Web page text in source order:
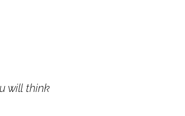
will think